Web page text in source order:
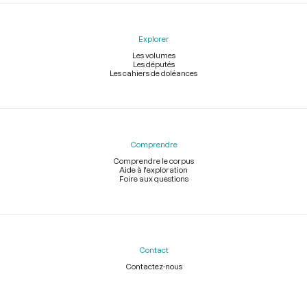
Explorer
Les volumes
Les députés
Les cahiers de doléances
Comprendre
Comprendre le corpus
Aide à l'exploration
Foire aux questions
Contact
Contactez-nous